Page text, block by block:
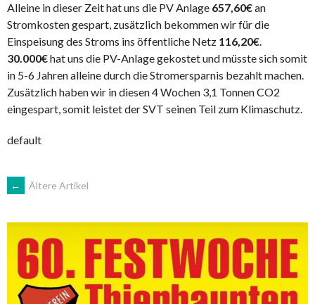
Alleine in dieser Zeit hat uns die PV Anlage 657,60€an
Stromkosten gespart, zusätzlich bekommen wir für die
Einspeisung des Stroms ins öffentliche Netz 116,20€.
30.000€hat uns die PV-Anlage gekostet und müsste sich somit
in 5-6 Jahren alleine durch die Stromersparnis bezahlt machen.
Zusätzlich haben wir in diesen 4 Wochen 3,1 Tonnen CO2
eingespart, somit leistet der SVT seinen Teil zum Klimaschutz.
default
BEITRAGSNAVIGATION
← Ältere Artikel